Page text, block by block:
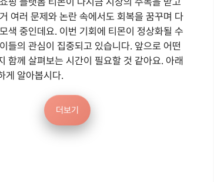
여러 문제와 논란 속에서도 회복을 꿈꾸며 다
색 중인데요. 이번 기회에 티몬이 정상화될 수
들의 관심이 집중되고 있습니다. 앞으로 어떤
함께 살펴보는 시간이 필요할 것 같아요. 아래
게 알아봅시다.
더보기